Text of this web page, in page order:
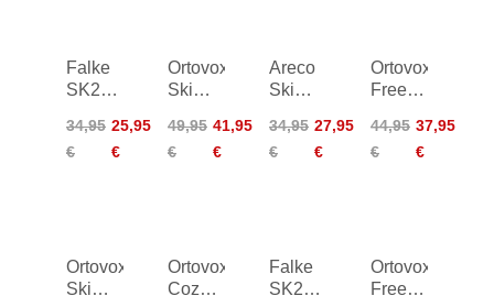
Falke
SK2
Knee
High
34,95
€
25,95
€
Ortovox
Ski
Comp
Long
49,95
€
41,95
€
Areco
Ski
Soft
Compression
34,95
€
27,95
€
Ortovox
Freeride
Socks
Women
44,95
€
37,95
€
Ortovox
Ski
Ortovox
Cozy
Falke
SK2
Ortovox
Freeride